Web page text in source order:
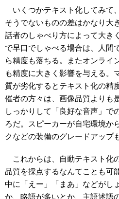
いくつかテキスト化してみて
そうでないものの差はかなり大
話者のしゃべり方によって大き
で早口でしゃべる場合は、人間
ら精度も落ちる。またオンライ
も精度に大きく影響を与える。
質が劣化するとテキスト化の精
催者の方々は、画像品質よりも
しっかりして「良好な音声」で
ろだ。スピーカーが自宅環境か
クなどの装備のグレードアップ
これからは、自動テキスト化
品質を採点するなんてことも可
中に「えー」「まあ」などがし
か、略語が多いとか、主語述語